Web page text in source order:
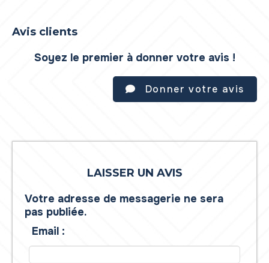
Avis clients
Soyez le premier à donner votre avis !
Donner votre avis
LAISSER UN AVIS
Votre adresse de messagerie ne sera
pas publiée.
Email :